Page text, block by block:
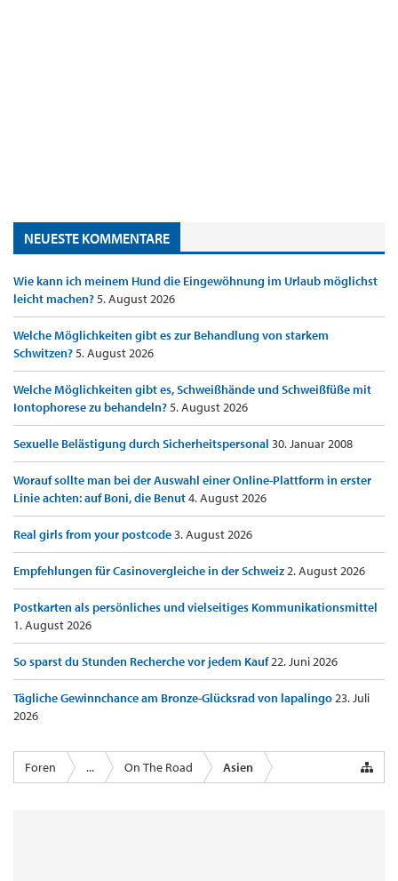
NEUESTE KOMMENTARE
Wie kann ich meinem Hund die Eingewöhnung im Urlaub möglichst
leicht machen?5. August 2026
Welche Möglichkeiten gibt es zur Behandlung von starkem
Schwitzen?5. August 2026
Welche Möglichkeiten gibt es, Schweißhände und Schweißfüße mit
Iontophorese zu behandeln?5. August 2026
Sexuelle Belästigung durch Sicherheitspersonal 30. Januar 2008
Worauf sollte man bei der Auswahl einer Online-Plattform in erster
Linie achten: auf Boni, die Benut4. August 2026
Real girls from your postcode3. August 2026
Empfehlungen für Casinovergleiche in der Schweiz2. August 2026
Postkarten als persönliches und vielseitiges Kommunikationsmittel
1. August 2026
So sparst du Stunden Recherche vor jedem Kauf22. Juni 2026
Tägliche Gewinnchance am Bronze-Glücksrad von lapalingo23. Juli
2026
Foren ... On The Road Asien